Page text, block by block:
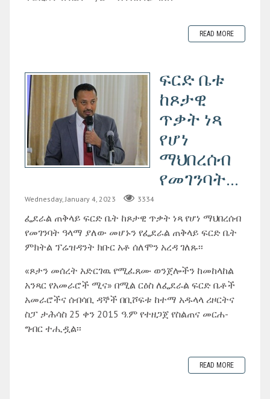
READ MORE
ፍርድ ቤቱ
ከጾታዊ
ጥቃት ነጻ
የሆነ
ማህበረሰብ
የመገንባት...
Wednesday, January 4, 2023 3334
ፌደራል ጠቅላይ ፍርድ ቤት ከጾታዊ ጥቃት ነጻ የሆነ ማህበረሰብ
የመገንባት ዓላማ ያለው መሆኑን የፌደራል ጠቅላይ ፍርድ ቤት
ምክትል ፕሬዝዳንት ክቡር አቶ ሰለሞን አረዳ ገለጹ፡፡
«ጾታን መሰረት አድርገዉ የሚፈጸሙ ወንጀሎችን ከመከላከል
አንጻር የአመራሮች ሚና» በሚል ርዕስ ለፌደራል ፍርድ ቤቶች
አመራሮችና ሰብሳቢ ዳኞች በቢሾፍቱ ከተማ አዱላላ ሪዞርትና
ስፓ ታሕሳስ 25 ቀን 2015 ዓ.ም የተዘጋጀ የስልጠና መርሐ-
ግብር ተሒዷል፡፡
READ MORE